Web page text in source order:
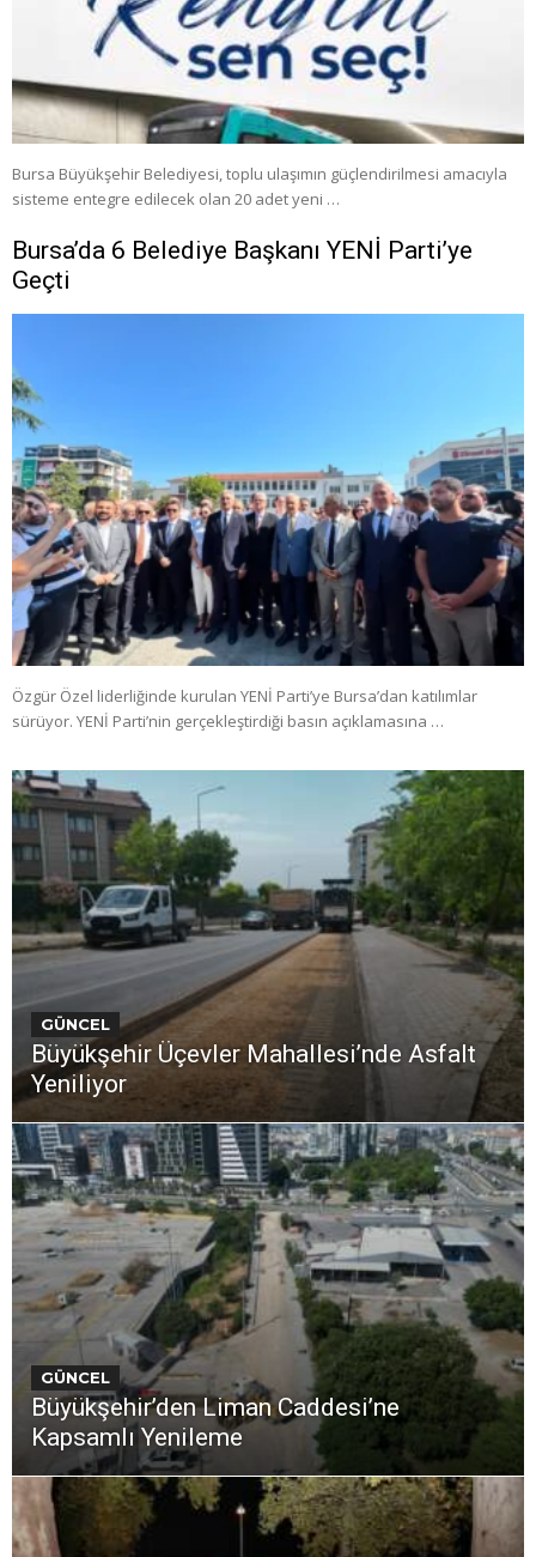
Bursa Büyükşehir Belediyesi, toplu ulaşımın güçlendirilmesi amacıyla
sisteme entegre edilecek olan 20 adet yeni …
Bursa’da 6 Belediye Başkanı YENİ Parti’ye
Geçti
Özgür Özel liderliğinde kurulan YENİ Parti’ye Bursa’dan katılımlar
sürüyor. YENİ Parti’nin gerçekleştirdiği basın açıklamasına …
GÜNCEL
Büyükşehir Üçevler Mahallesi’nde Asfalt
Yeniliyor
GÜNCEL
Büyükşehir’den Liman Caddesi’ne
Kapsamlı Yenileme